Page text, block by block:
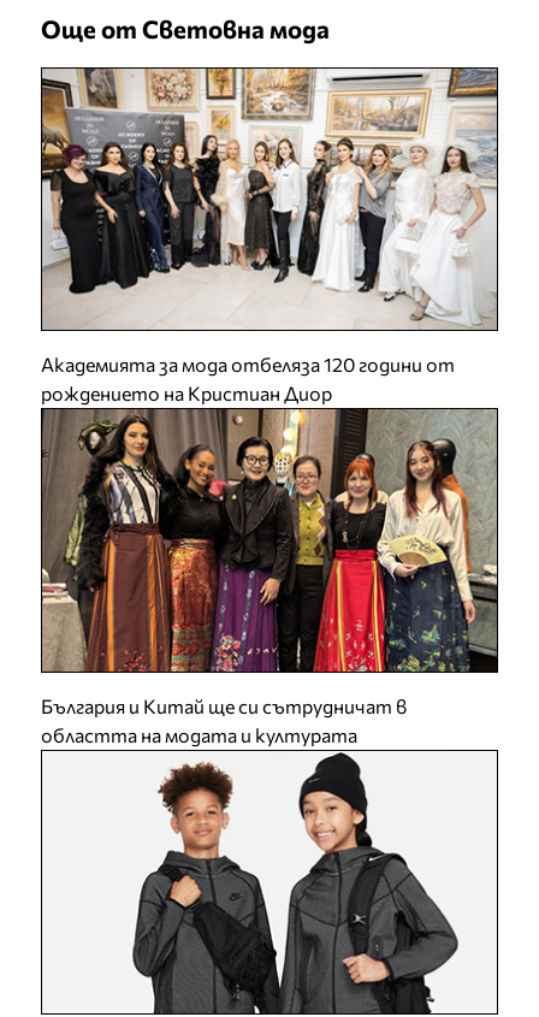
Още от Световна мода
Академията за мода отбеляза 120 години от
рождението на Кристиан Диор
България и Китай ще си сътрудничат в
областта на модата и културата